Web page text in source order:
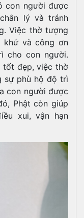
con người được
lý và tránh
Việc thờ tượng
khứ và công ơn
cho con người.
tốt đẹp, việc thờ
sự phù hộ độ trì
con người được
Phật còn giúp
xui, vận hạn